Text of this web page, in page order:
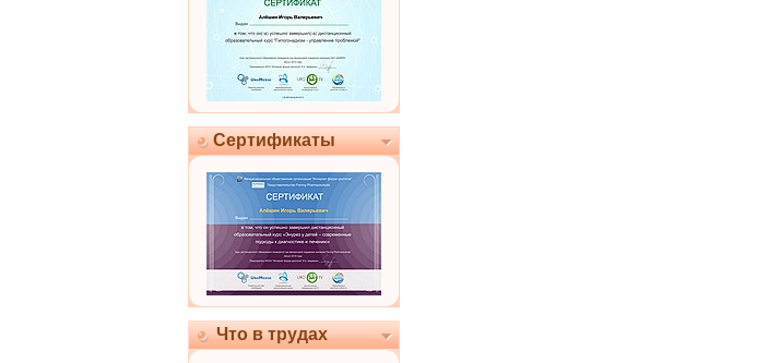
Сертификаты
Что в трудах